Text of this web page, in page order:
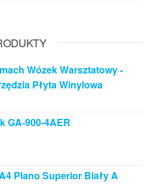
Wózek Warsztatowy -
Płyta Winylowa
GA-900-4AER
Plano Superior Biały A